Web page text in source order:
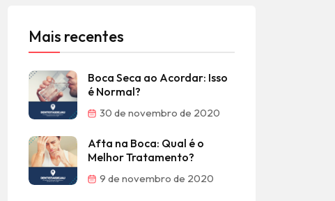
Mais recentes
Boca Seca ao Acordar: Isso
é Normal?
30 de novembro de 2020
Afta na Boca: Qual é o
Melhor Tratamento?
9 de novembro de 2020